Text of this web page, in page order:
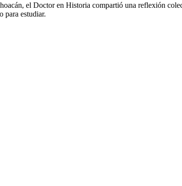
el Doctor en Historia compartió una reflexión
para estudiar.